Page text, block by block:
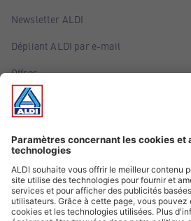
Newsletter ALDI
Dépliant ALDI par e-mail
Offres
Infos essentielles
Suivez ALDI Luxembourg